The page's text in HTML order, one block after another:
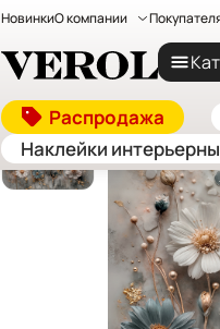
НовинкиО компании
Распродажа
Наклейки
Главная—Каталог—